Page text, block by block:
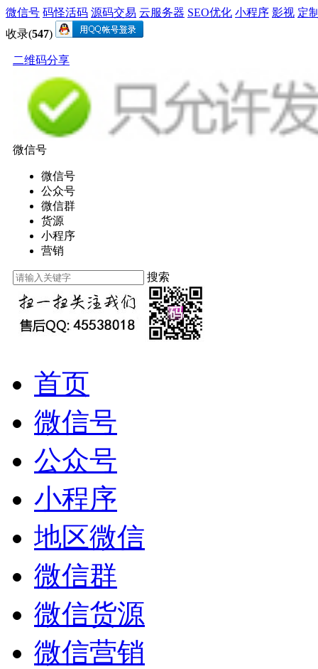
微信号 码怪活码 源码交易 云服务器 SEO优化 小程序 影视 定
收录(547)
二维码分享
微信号
微信号
公众号
微信群
货源
小程序
营销
搜索
首页
微信号
公众号
小程序
地区微信
微信群
微信货源
微信营销